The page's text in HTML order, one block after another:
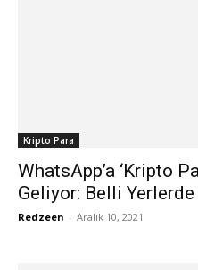
Kripto Para
WhatsApp’a ‘Kripto
Geliyor: Belli
Redzeen - Aralık 10, 2021